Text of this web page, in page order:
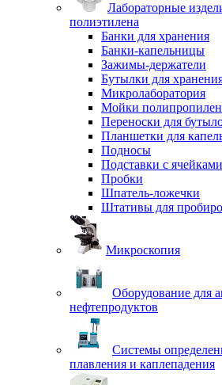
Лабораторные
полиэтилена
Банки для хранения
Банки-капельницы
Зажимы-держатели
Бутылки для
Микролаборатория
Мойки
Переноски для
Планшетки для
Подносы
Подставки с ячейками
Пробки
Шпатель-ложечки
Штативы для
Микроскопия
Оборудование для
нефтепродуктов
Системы
плавления и каплепадения